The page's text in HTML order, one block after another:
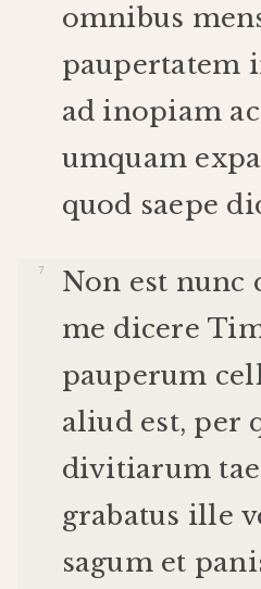
omnibus
paupertatem
ad inopiam
umquam
quod saepe
Non est nunc
me dicere
pauperum
aliud est, per
divitiarum
grabatus ille
sagum et